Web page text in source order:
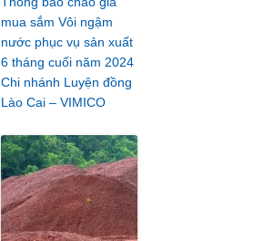
mua sắm Vôi ngậm
nước phục vụ sản xuất
6 tháng cuối năm 2024
Chi nhánh Luyện đồng
Lào Cai – VIMICO